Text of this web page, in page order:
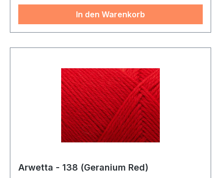
In den Warenkorb
Arwetta - 138 (Geranium Red)